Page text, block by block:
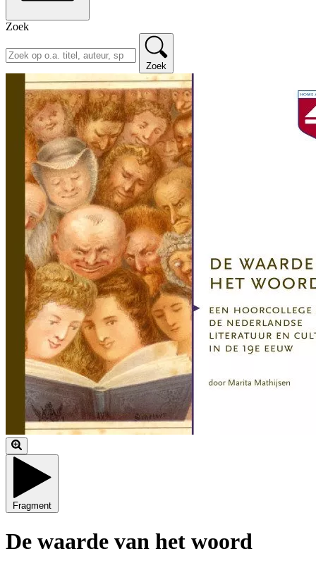
Zoek
Zoek
Fragment
De waarde van het woord